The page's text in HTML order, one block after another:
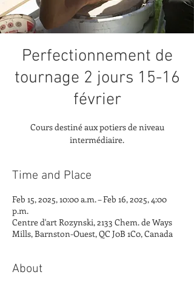
Perfectionnement de
tournage 2 jours 15-16
février
Cours destiné aux potiers de niveau
intermédiaire.
Time and Place
Feb 15, 2025, 10:00 a.m. – Feb 16, 2025, 4:00
p.m.
Centre d'art Rozynski, 2133 Chem. de Ways
Mills, Barnston-Ouest, QC J0B 1C0, Canada
About